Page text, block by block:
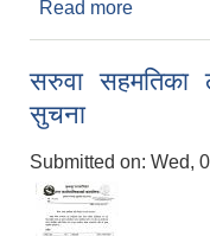
Read more
सरुवा सहमतिका
सुचना
Submitted on: Wed,